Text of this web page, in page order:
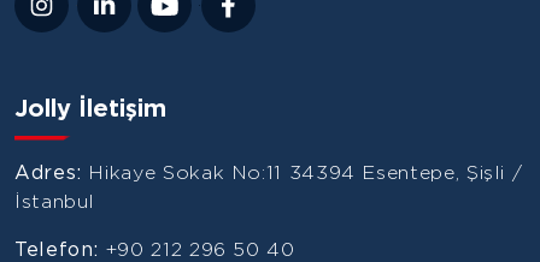
Jolly İletişim
Adres: Hikaye Sokak No:11 34394 Esentepe, Şişli /
İstanbul
Telefon: +90 212 296 50 40